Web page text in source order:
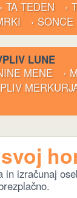
› TA TEDEN
›
› SONCE
LUNE
MENE
›
in izračunaj